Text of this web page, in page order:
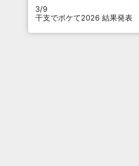
3/9
干支でボケて2026 結果発表